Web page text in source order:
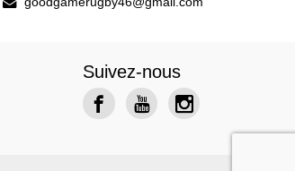
Suivez-nous